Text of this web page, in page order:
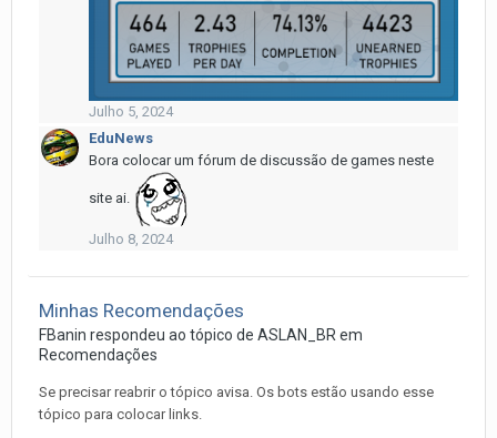
Julho 5, 2024
EduNews
Bora colocar um fórum de discussão de games neste
site ai.
Julho 8, 2024
Minhas Recomendações
FBanin respondeu ao tópico de ASLAN_BR em
Recomendações
Se precisar reabrir o tópico avisa. Os bots estão usando esse
tópico para colocar links.